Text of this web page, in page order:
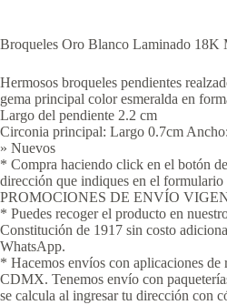
Broqueles Oro Blanco Laminado 18K
Hermosos broqueles pendientes
gema principal color esmeralda en
Largo del pendiente 2.2 cm
Circonia principal: Largo 0.7cm
» Nuevos
* Compra haciendo click en el botón
dirección que indiques en el
PROMOCIONES DE ENVÍO
* Puedes recoger el producto en
Constitución de 1917 sin costo
WhatsApp.
* Hacemos envíos con aplicaciones de
CDMX. Tenemos envío con
se calcula al ingresar tu dirección con